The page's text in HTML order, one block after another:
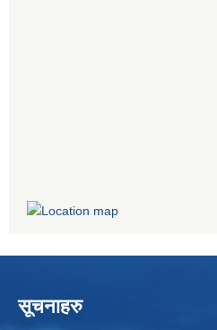
सूचनाहरु